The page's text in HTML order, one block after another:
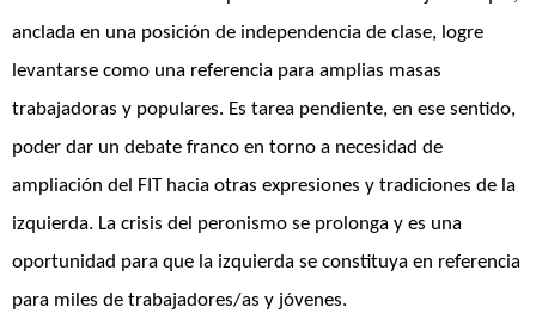
anclada en una posición de independencia de clase, logre
levantarse como una referencia para amplias masas
trabajadoras y populares. Es tarea pendiente, en ese sentido,
poder dar un debate franco en torno a necesidad de
ampliación del FIT hacia otras expresiones y tradiciones de la
izquierda. La crisis del peronismo se prolonga y es una
oportunidad para que la izquierda se constituya en referencia
para miles de trabajadores/as y jóvenes.